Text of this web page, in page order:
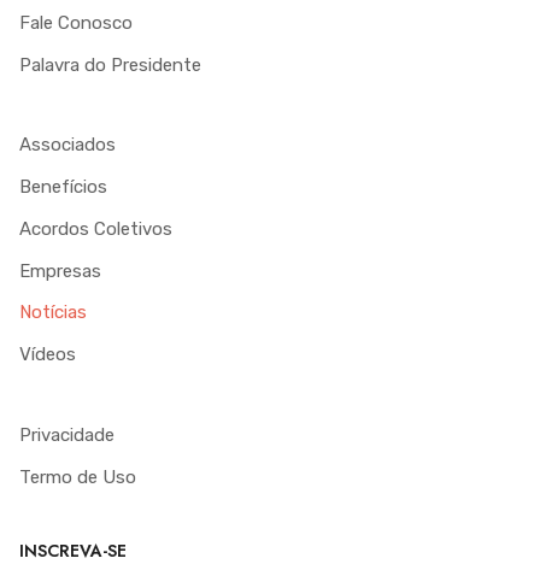
Fale Conosco
Palavra do Presidente
Associados
Benefícios
Acordos Coletivos
Empresas
Notícias
Vídeos
Privacidade
Termo de Uso
INSCREVA-SE